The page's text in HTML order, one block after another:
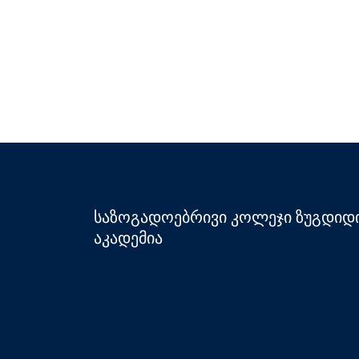
საზოგადოებრივი კოლეჯი
აკადემია